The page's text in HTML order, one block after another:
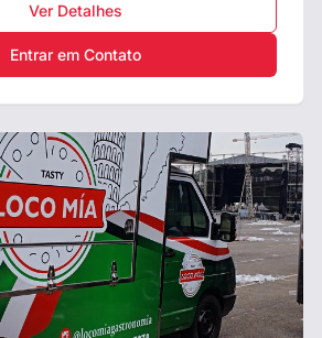
Ver Detalhes
Entrar em Contato